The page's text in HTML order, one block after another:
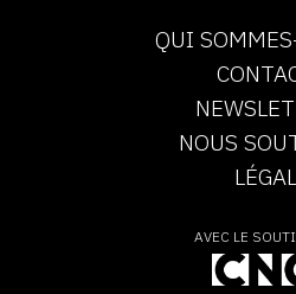
QUI
NOUS
LÉGAL
AVEC LE